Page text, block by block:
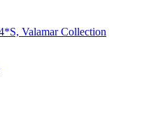
Valamar Collection